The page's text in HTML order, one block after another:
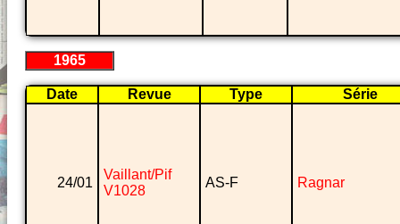
1965
Date Revue Type Série
24/01
Vaillant/Pif
V1028
AS-F Ragnar